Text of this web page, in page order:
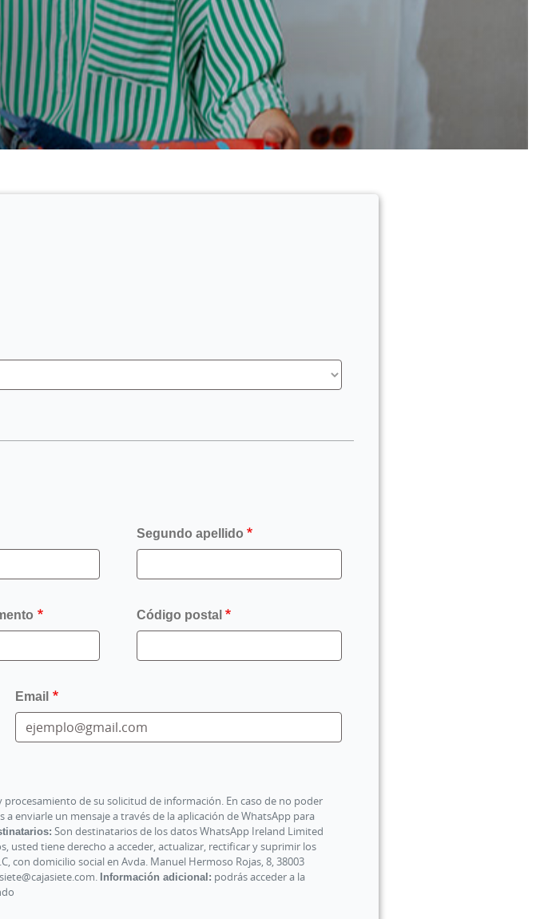
Segundo apellido
Código postal
Email
procesamiento de su solicitud de información. En caso de no poder
enviarle un mensaje a través de la aplicación de WhatsApp para
Son destinatarios de los datos WhatsApp Ireland Limited
usted tiene derecho a acceder, actualizar, rectificar y suprimir los
con domicilio social en Avda. Manuel Hermoso Rojas, 8, 38003
Información adicional: podrás acceder a la